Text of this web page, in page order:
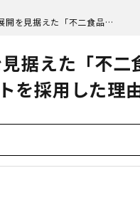
立ち上げサポート
インテリジェンス
DWHとAIエージェント一体型
販促機能で過去最高売上を達成！越境EC展開を見据えた「不二食品」が自社オンラインショップ構築にメルカートを採用した理由
据えた「不二
を採用した理